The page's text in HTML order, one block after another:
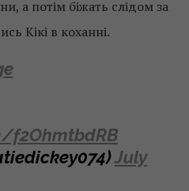
а потім біжать слідом за
Кікі в коханні.
f2OhmtbdRB
July